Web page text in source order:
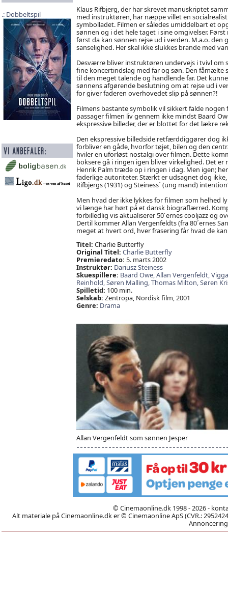
Dobbeltspil
Klaus Rifbjerg, der har skrevet manuskriptet
med instruktøren, har næppe villet en
symbolladet. Filmen er således umiddelbart et
sønnen og i det hele taget i sine omgivelser.
først da kan sønnen rejse ud i verden. M.a.o.
sanselighed. Her skal ikke slukkes brande med
Desværre bliver instruktøren undervejs i tvivl
fine koncertindslag med far og søn. Den fåmælte
til den meget talende og handlende far. Det
sønnens afgørende beslutning om at rejse ud i
for giver faderen overhovedet slip på sønnen?!
Filmens bastante symbolik vil sikkert falde
passager filmen liv gennem ikke mindst Baard
ekspressive billeder, der er blottet for det lækre
Den ekspressive billedside retfærddiggører dog
forbliver en gåde, hvorfor tøjet, bilen og den
hviler en uforløst nostalgi over filmen. Dette
boksere gå i ringen igen bliver virkelighed. Det
Henrik Palm træde op i ringen i dag. Men igen;
faderlige autoriteter. Stærkt er udsagnet dog
Rifbjergs (1931) og Steiness´ (ung mand)
Men hvad der ikke lykkes for filmen som helhed
vi længe har hørt på et dansk biograflærred.
forbilledlig vis aktualiserer 50´ernes cooljazz og
Dertil kommer Allan Vergenfeldts (fra 80´ernes
meget at hvert ord, hver frasering får hvad de
Titel: Charlie Butterfly
Original Titel: Charlie Butterfly
Premieredato: 5. marts 2002
Instruktør: Dariusz Steiness
Skuespillere: Baard Owe,Allan Vergenfeldt,
Reinhold,Søren Malling,Thomas Milton,Søren
Spilletid: 100 min.
Selskab: Zentropa, Nordisk film, 2001
Genre: Drama
Allan Vergenfeldt som sønnen Jesper
© Cinemaonline.dk 1998 - 2026 -
Alt materiale på Cinemaonline.dk er © Cinemaonline ApS (CVR.: